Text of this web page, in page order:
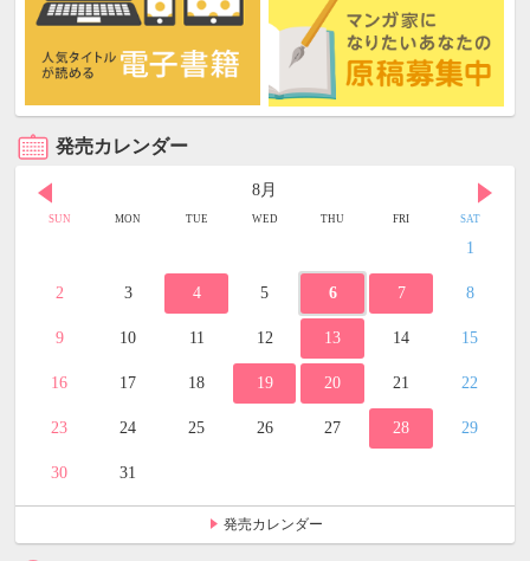
発売カレンダー
8月
SUN MON TUE WED THU FRI SAT
1
2 3 4 5 6 7 8
9 10 11 12 13 14 15
16 17 18 19 20 21 22
23 24 25 26 27 28 29
30 31
発売カレンダー